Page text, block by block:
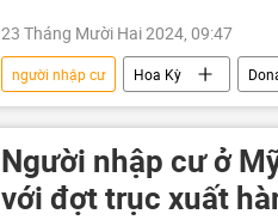
23 Tháng Mười Hai 2024, 09:47
người nhập cư Hoa Kỳ
bầu cử Tổng thống Hoa Kỳ
Người nhập cư ở
với đợt trục xuất